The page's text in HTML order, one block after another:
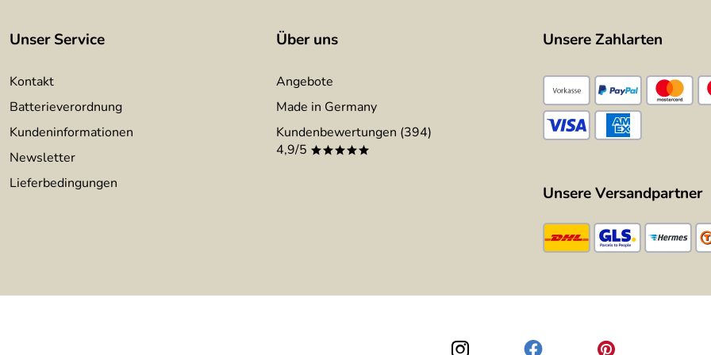
Unser Service
Kontakt
Batterieverordnung
Kundeninformationen
Newsletter
Lieferbedingungen
Über uns
Angebote
Made in Germany
Kundenbewertungen (394)
4,9/5 *****
Unsere Zahlarten
Unsere Versandpartner